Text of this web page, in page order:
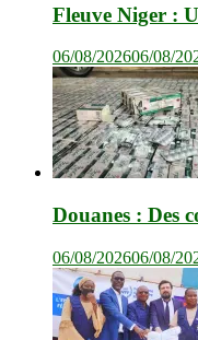
Fleuve Niger :
06/08/202606/08/
Douanes : Des
06/08/202606/08/